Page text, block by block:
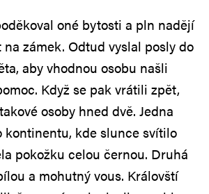
oné bytosti a pln nadějí
zámek. Odtud vyslal posly do
aby vhodnou osobu našli
Když se pak vrátili zpět,
osoby hned dvě. Jedna
kontinentu, kde slunce svítilo
pokožku celou černou. Druhá
a mohutný vous. Královští